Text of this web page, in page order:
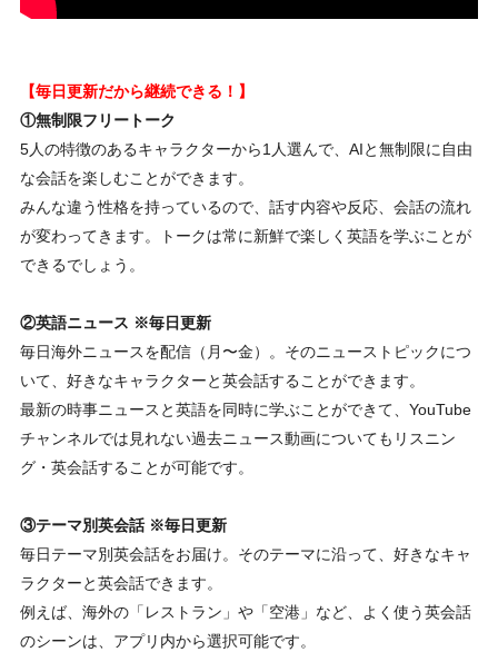
【毎日更新だから継続できる！】
①無制限フリートーク
5人の特徴のあるキャラクターから1人選んで、AIと無制限に自由
な会話を楽しむことができます。
みんな違う性格を持っているので、話す内容や反応、会話の流れ
が変わってきます。トークは常に新鮮で楽しく英語を学ぶことが
できるでしょう。
②英語ニュース ※毎日更新
毎日海外ニュースを配信（月〜金）。そのニューストピックにつ
いて、好きなキャラクターと英会話することができます。
最新の時事ニュースと英語を同時に学ぶことができて、YouTube
チャンネルでは見れない過去ニュース動画についてもリスニン
グ・英会話することが可能です。
③テーマ別英会話 ※毎日更新
毎日テーマ別英会話をお届け。そのテーマに沿って、好きなキャ
ラクターと英会話できます。
例えば、海外の「レストラン」や「空港」など、よく使う英会話
のシーンは、アプリ内から選択可能です。